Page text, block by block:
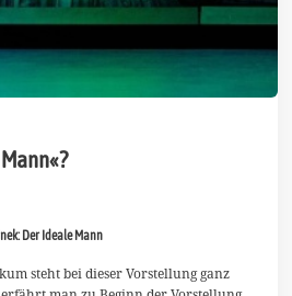
Der Ideale Mann
steht bei dieser Vorstellung ganz